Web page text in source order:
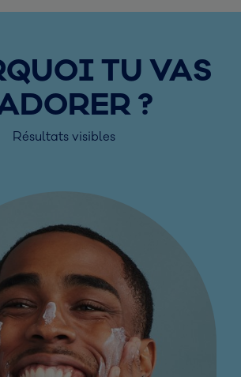
TU VAS
?
Résultats visibles